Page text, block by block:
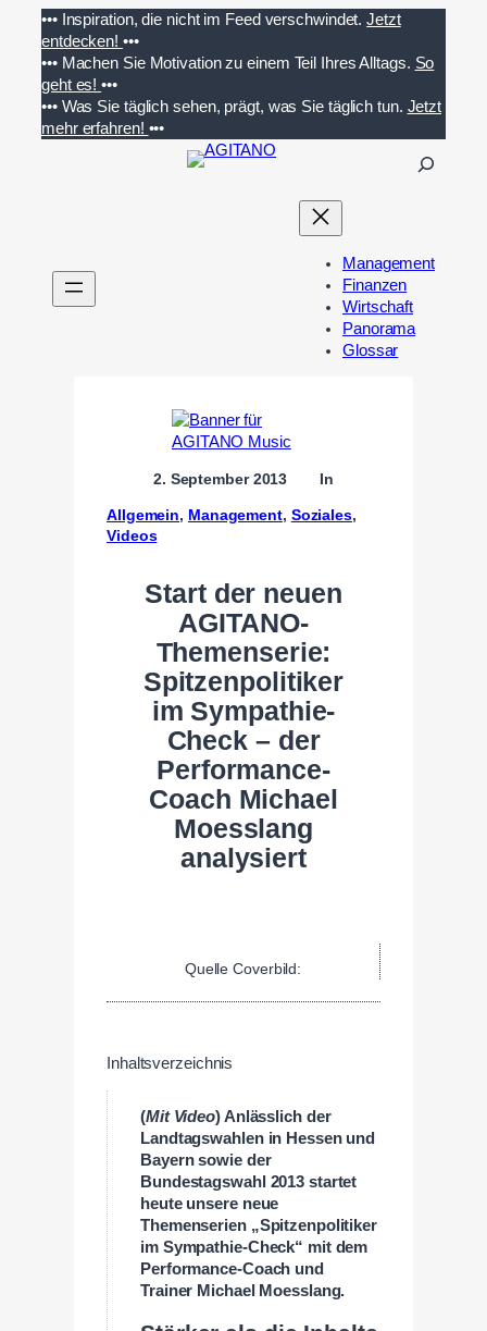
Inhalt
springen
••• Inspiration, die nicht im Feed verschwindet. Jetzt
entdecken! •••
••• Machen Sie Motivation zu einem Teil Ihres Alltags. So
geht es!•••
••• Was Sie täglich sehen, prägt, was Sie täglich tun. Jetzt
mehr erfahren! •••
n
Management
Finanzen
Wirtschaft
Panorama
Glossar
2. September 2013 In
Allgemein, Management, Soziales
Videos
Start der neuen
AGITANO-
Themenserie:
Spitzenpolitiker
im Sympathie-
Check – der
Performance-
Coach Michael
Moesslang
analysiert
Quelle Coverbild:
Inhaltsverzeichnis
(Mit Video) Anlässlich der
Landtagswahlen in Hessen und
Bayern sowie der
Bundestagswahl 2013 startet
heute unsere neue
Themenserien „Spitzenpolitiker
im Sympathie-Check“ mit dem
Performance-Coach und
Trainer Michael Moesslang.